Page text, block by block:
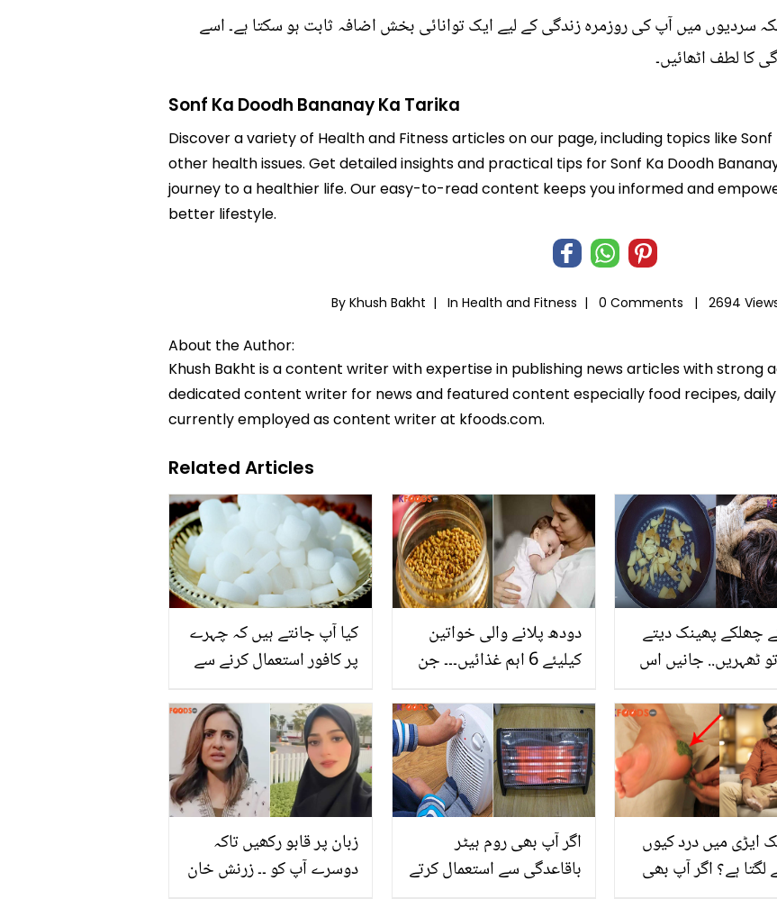
میں آپ کی روزمرہ زندگی کے لیے ایک توانائی بخش اضافہ ثابت ہو سکتا ہے۔ اسے
کا لطف اٹھائیں۔
Sonf Ka Doodh Bananay Ka Tarika
Discover a variety of Health and Fitness articles on our page, including topics like
other health issues. Get detailed insights and practical tips for Sonf Ka Doodh
journey to a healthier life. Our easy-to-read content keeps you informed and
better lifestyle.
By Khush Bakht | In Health and Fitness | 0 Comments | 2694
About the Author:
Khush Bakht is a content writer with expertise in publishing news articles with strong
dedicated content writer for news and featured content especially food recipes,
currently employed as content writer at kfoods.com.
Related Articles
کیا آپ جانتے ہیں کہ چہرے
پر کافور استعمال کرنے سے
مختلف استعمال اور ان کے
حیران کن نتائج
دودھ پلانے والی خواتین
کیلیئے 6 اہم غذائیں۔۔۔ جن
بچہ بھی صحت مند رہے
چھلکے پھینک دیتے
ٹھہریں.. جانیں اس
رکھنے کا طریقہ
زبان پر قابو رکھیں تاکہ
دوسرے آپ کو ۔۔ زرنش خان
اگر آپ بھی روم ہیٹر
باقاعدگی سے استعمال کرتے
ایڑی میں درد کیوں
لگتا ہے؟ اگر آپ بھی